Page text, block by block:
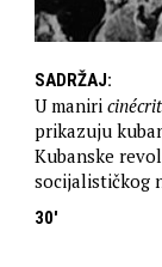
SADRŽAJ:
U maniri
prikazuju
Kubanske
socijalističkog
30'